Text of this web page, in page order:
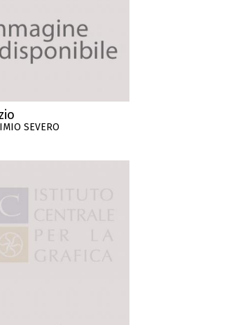
SEVERO